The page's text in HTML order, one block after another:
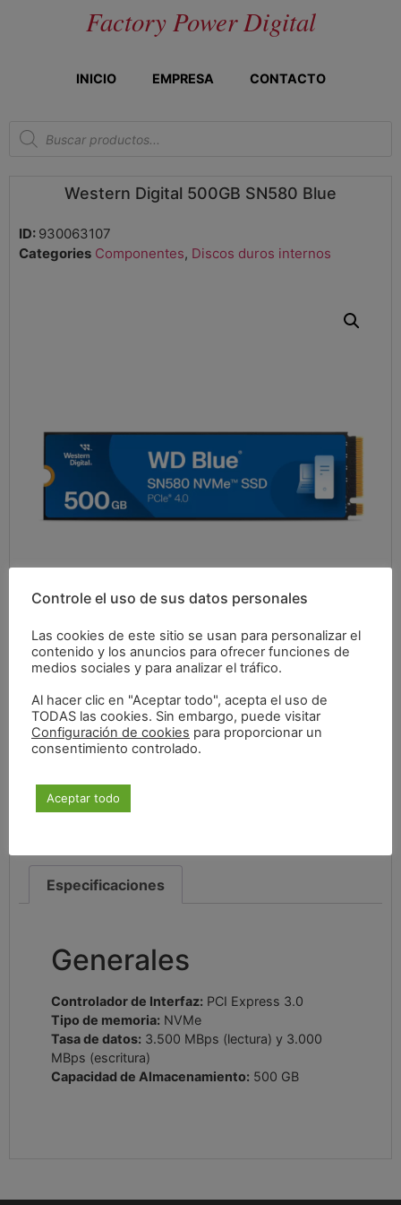
Factory Power Digital
INICIO EMPRESA CONTACTO
Western Digital 500GB SN580 Blue
ID: 930063107
Categories Componentes, Discos duros internos
47,32€
IVA incluido
Especificaciones
Generales
Controlador de Interfaz: PCI Express 3.0
Tipo de memoria: NVMe
Tasa de datos: 3.500 MBps (lectura) y 3.000
MBps (escritura)
Capacidad de Almacenamiento: 500 GB
Controle el uso de sus datos personales
Las cookies de este sitio se usan para personalizar el
contenido y los anuncios para ofrecer funciones de
medios sociales y para analizar el tráfico.
Al hacer clic en "Aceptar todo", acepta el uso de
TODAS las cookies. Sin embargo, puede visitar
Configuración de cookies para proporcionar un
consentimiento controlado.
Aceptar todo